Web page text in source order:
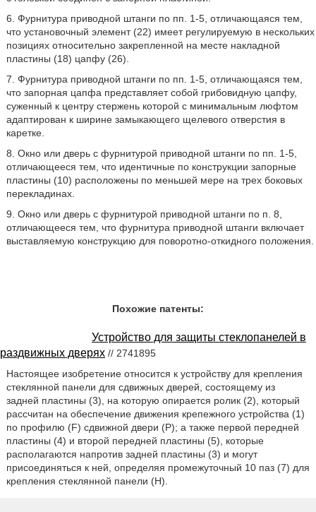
6. Фурнитура приводной штанги по пп. 1-5, отличающаяся тем,
что установочный элемент (22) имеет регулируемую в нескольких
позициях относительно закрепленной на месте накладной
пластины (18) цапфу (26).
7. Фурнитура приводной штанги по пп. 1-5, отличающаяся тем,
что запорная цапфа представляет собой грибовидную цапфу,
суженный к центру стержень которой с минимальным люфтом
адаптирован к ширине замыкающего щелевого отверстия в
каретке.
8. Окно или дверь с фурнитурой приводной штанги по пп. 1-5,
отличающееся тем, что идентичные по конструкции запорные
пластины (10) расположены по меньшей мере на трех боковых
перекладинах.
9. Окно или дверь с фурнитурой приводной штанги по п. 8,
отличающееся тем, что фурнитура приводной штанги включает
выставляемую конструкцию для поворотно-откидного положения.
Похожие патенты:
Устройство для защиты стеклопанелей в
раздвижных дверях // 2741895
Настоящее изобретение относится к устройству для крепления
стеклянной панели для сдвижных дверей, состоящему из
задней пластины (3), на которую опирается ролик (2), который
рассчитан на обеспечение движения крепежного устройства (1)
по профилю (F) сдвижной двери (Р); а также первой передней
пластины (4) и второй передней пластины (5), которые
располагаются напротив задней пластины (3) и могут
присоединяться к ней, определяя промежуточный 10 паз (7) для
крепления стеклянной панели (Н).